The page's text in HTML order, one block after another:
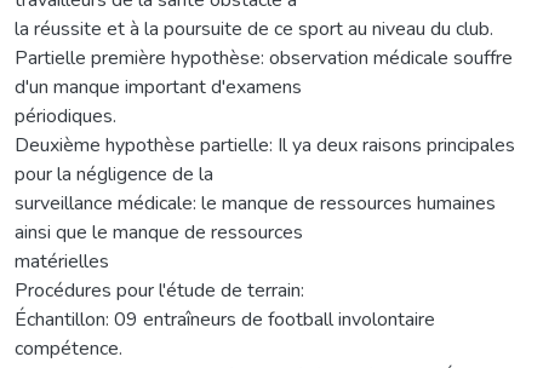
la réussite et à la poursuite de ce sport au niveau du club.
Partielle première hypothèse: observation médicale souffre
d'un manque important d'examens
périodiques.
Deuxième hypothèse partielle: Il ya deux raisons principales
pour la négligence de la
surveillance médicale: le manque de ressources humaines
ainsi que le manque de ressources
matérielles
Procédures pour l'étude de terrain:
Échantillon: 09 entraîneurs de football involontaire
compétence.